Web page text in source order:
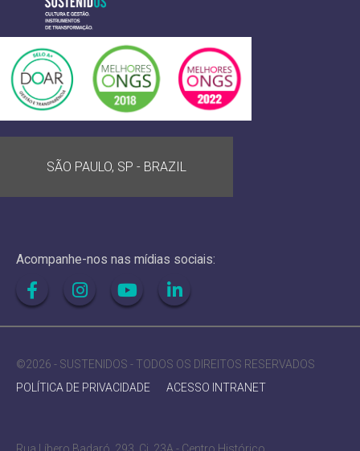
SÃO PAULO, SP - BRAZIL
Acompanhe-nos nas mídias sociais:
©2026 - SUSTENIDOS - TODOS OS DIREITOS RESERVADOS
POLÍTICA DE PRIVACIDADE
ACESSO INTRANET